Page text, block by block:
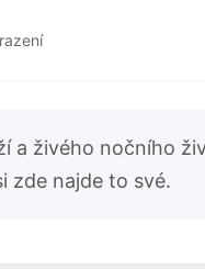
a živého nočního
zde najde to své.